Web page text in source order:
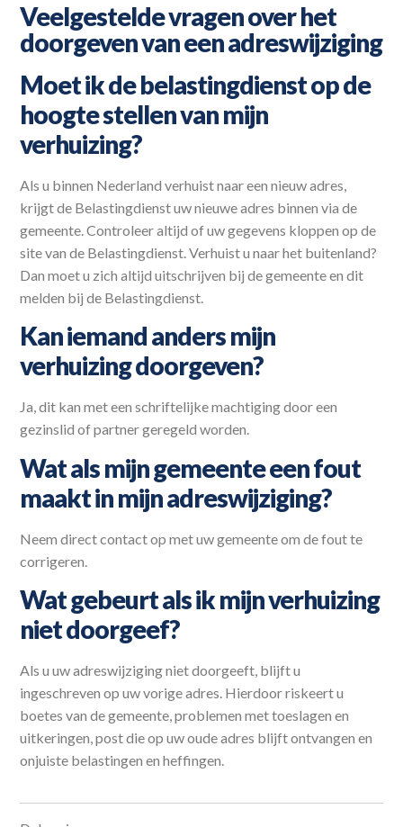
Veelgestelde vragen over het
doorgeven van een adreswijziging
Moet ik de belastingdienst op de
hoogte stellen van mijn
verhuizing?
Als u binnen Nederland verhuist naar een nieuw adres,
krijgt de Belastingdienst uw nieuwe adres binnen via de
gemeente. Controleer altijd of uw gegevens kloppen op de
site van de Belastingdienst. Verhuist u naar het buitenland?
Dan moet u zich altijd uitschrijven bij de gemeente en dit
melden bij de Belastingdienst.
Kan iemand anders mijn
verhuizing doorgeven?
Ja, dit kan met een schriftelijke machtiging door een
gezinslid of partner geregeld worden.
Wat als mijn gemeente een fout
maakt in mijn adreswijziging?
Neem direct contact op met uw gemeente om de fout te
corrigeren.
Wat gebeurt als ik mijn verhuizing
niet doorgeef?
Als u uw adreswijziging niet doorgeeft, blijft u
ingeschreven op uw vorige adres. Hierdoor riskeert u
boetes van de gemeente, problemen met toeslagen en
uitkeringen, post die op uw oude adres blijft ontvangen en
onjuiste belastingen en heffingen.